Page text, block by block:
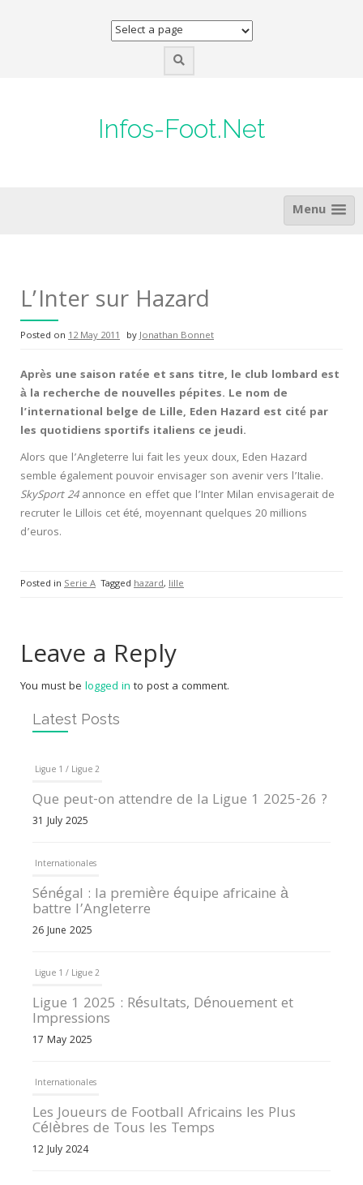
Infos-Foot.Net
Menu
L’Inter sur Hazard
Posted on 12 May 2011 byJonathan Bonnet
Après une saison ratée et sans titre, le club lombard est
à la recherche de nouvelles pépites. Le nom de
l’international belge de Lille, Eden Hazard est cité par
les quotidiens sportifs italiens ce jeudi.
Alors que l’Angleterre lui fait les yeux doux, Eden Hazard
semble également pouvoir envisager son avenir vers l’Italie.
SkySport 24annonce en effet que l’Inter Milan envisagerait de
recruter le Lillois cet été, moyennant quelques 20 millions
d’euros.
Posted in Serie A Tagged hazard, lille
Leave a Reply
You must be logged in to post a comment.
Latest Posts
Ligue 1 / Ligue 2
Que peut-on attendre de la Ligue 1 2025-26 ?
31 July 2025
Internationales
Sénégal : la première équipe africaine à
battre l’Angleterre
26 June 2025
Ligue 1 / Ligue 2
Ligue 1 2025 : Résultats, Dénouement et
Impressions
17 May 2025
Internationales
Les Joueurs de Football Africains les Plus
Célèbres de Tous les Temps
12 July 2024